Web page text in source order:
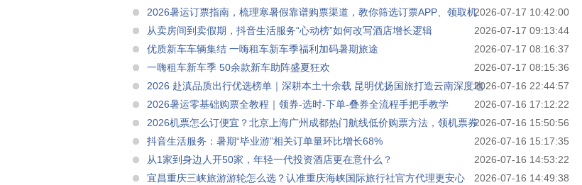
2026暑运订票指南，梳理寒暑假靠谱购票渠道，教你筛选订票APP、领取机
票优惠券，分享三条实操购票建议
2026-07-17 10:42:00
从卖房间到卖假期，抖音生活服务“心动榜”如何改写酒店增长逻辑
2026-07-17 09:13:44
优质新车车辆集结 一嗨租车新车季福利加码暑期旅途
2026-07-17 08:16:37
一嗨租车新车季 50余款新车助阵盛夏狂欢
2026-07-17 08:15:36
2026 赴滇品质出行优选榜单｜深耕本土十余载 昆明优扬国旅打造云南深度地
接新范式
2026-07-16 22:44:57
2026暑运零基础购票全教程｜领券-选时-下单-叠券全流程手把手教学
2026-07-16 17:12:22
2026机票怎么订便宜？北京上海广州成都热门航线低价购票方法，领机票券
+低价时段+平台补贴立减几百
2026-07-16 15:50:56
抖音生活服务：暑期“毕业游”相关订单量环比增长68%
2026-07-16 15:17:35
从1家到身边人开50家，年轻一代投资酒店更在意什么？
2026-07-16 14:53:22
宜昌重庆三峡旅游游轮怎么选？认准重庆海峡国际旅行社官方代理更安心
2026-07-16 14:49:38